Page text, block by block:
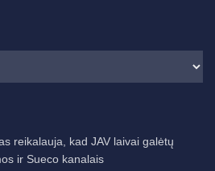
reikalauja, kad JAV laivai galėtų
ir Sueco kanalais